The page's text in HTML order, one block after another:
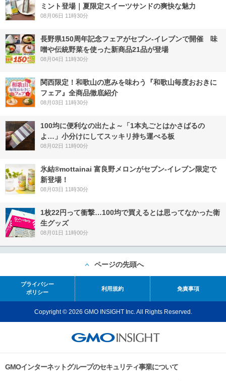
ミント登場｜夏限定スイーツサンドの爽快な魅力
08月06日 11時30分
長野県150周年記念フェアがセブン-イレブンで開催 味
噌や伝統野菜を使った新商品21品が登場
08月04日 11時30分
関西限定！和歌山の恵みを味わう『和歌山毎度おおきに
フェア』全商品徹底紹介
08月03日 11時30分
100均に便利なの出たよ～「1本丸ごとはかさばるの
よ…」小分けにしてスッキリ持ち運べる板
08月02日 11時00分
氷結®mottainai 富良野メロンがセブン‐イレブン限定で
新登場！
08月03日 11時30分
1枚22円って衝撃…100均で買えるとは思ってなかった衛
生グッズ
08月01日 11時00分
ページの先頭へ
プライバシー
ポリシー
利用規約 免責事項
Copyright © 2026 GMO INSIGHT Inc. All Rights Reserved.
GMOインターネットグループのセキュリティ事業について